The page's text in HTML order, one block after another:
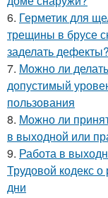
6. Герметик для
трещины в брусе
заделать дефекты?
7. Можно ли
допустимый
пользования
8. Можно ли
в выходной или
9. Работа в
Трудовой кодекс
дни